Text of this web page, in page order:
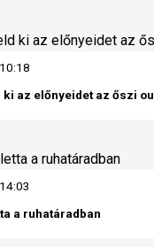
ki az előnyeidet az őszi
a ruhatáradban